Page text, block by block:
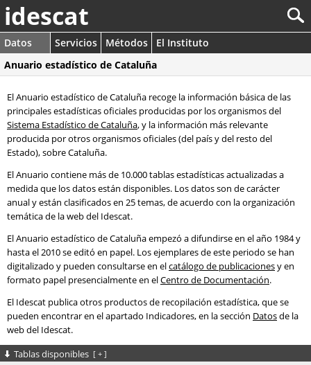
idescat
Datos Servicios Métodos
El Instituto
Anuario estadístico de Cataluña
El Anuario estadístico de Cataluña recoge la información básica de las
principales estadísticas oficiales producidas por los organismos del
Sistema Estadístico de Cataluña, y la información más relevante
producida por otros organismos oficiales (del país y del resto del
Estado), sobre Cataluña.
El Anuario contiene más de 10.000 tablas estadísticas actualizadas a
medida que los datos están disponibles. Los datos son de carácter
anual y están clasificados en 25 temas, de acuerdo con la organización
temática de la web del Idescat.
El Anuario estadístico de Cataluña empezó a difundirse en el año 1984 y
hasta el 2010 se editó en papel. Los ejemplares de este periodo se han
digitalizado y pueden consultarse en elcatálogo de publicacionesy en
formato papel presencialmente en elCentro de Documentación.
El Idescat publica otros productos de recopilación estadística, que se
pueden encontrar en el apartado Indicadores, en la sección Datosde la
web del Idescat.
Tablas disponibles [ + ]